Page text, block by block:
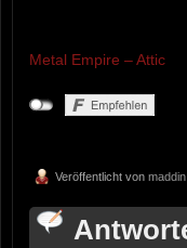
Metal Empire – Attic
Veröffentlicht von maddin